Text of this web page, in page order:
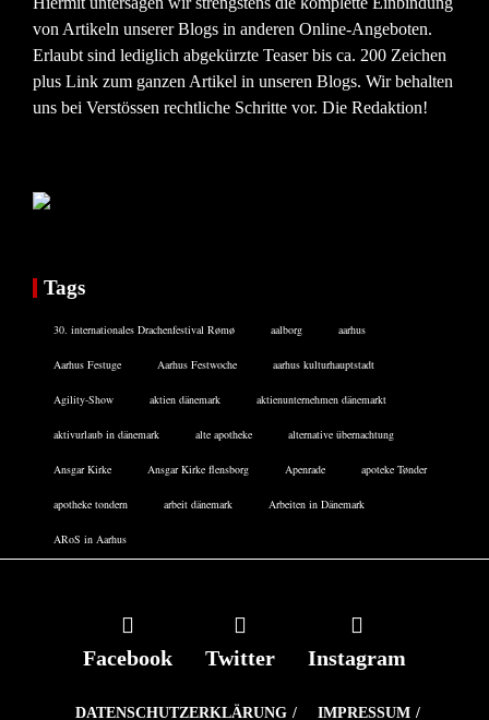
von Artikeln unserer Blogs in anderen Online-Angeboten.
Erlaubt sind lediglich abgekürzte Teaser bis ca. 200 Zeichen
plus Link zum ganzen Artikel in unseren Blogs. Wir behalten
uns bei Verstössen rechtliche Schritte vor. Die Redaktion!
Tags
30. internationales Drachenfestival Rømø aalborg aarhus
Aarhus Festuge Aarhus Festwoche aarhus kulturhauptstadt
Agility-Show aktien dänemark aktienunternehmen dänemarkt
aktivurlaub in dänemark alte apotheke alternative übernachtung
Ansgar Kirke Ansgar Kirke flensborg Apenrade apoteke Tønder
apotheke tondern arbeit dänemark Arbeiten in Dänemark
ARoS in Aarhus
Facebook Twitter Instagram
DATENSCHUTZERKLÄRUNG IMPRESSUM